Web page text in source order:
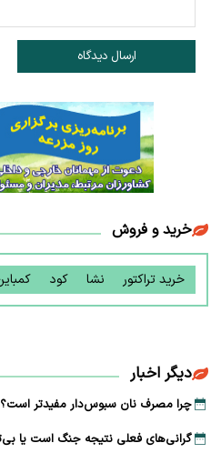
ارسال دیدگاه
خرید و فروش
خرید تراکتور نشا کود
دیگر اخبار
چرا مصرف نان سبوس‌دار مفیدتر است؟
گرانی‌های فعلی نتیجه جنگ است یا